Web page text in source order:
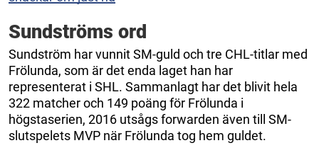
Sundströms ord
Sundström har vunnit SM-guld och tre CHL-titlar med
Frölunda, som är det enda laget han har
representerat i SHL. Sammanlagt har det blivit hela
322 matcher och 149 poäng för Frölunda i
högstaserien, 2016 utsågs forwarden även till SM-
slutspelets MVP när Frölunda tog hem guldet.